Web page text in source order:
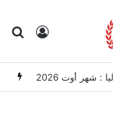
Rechercher